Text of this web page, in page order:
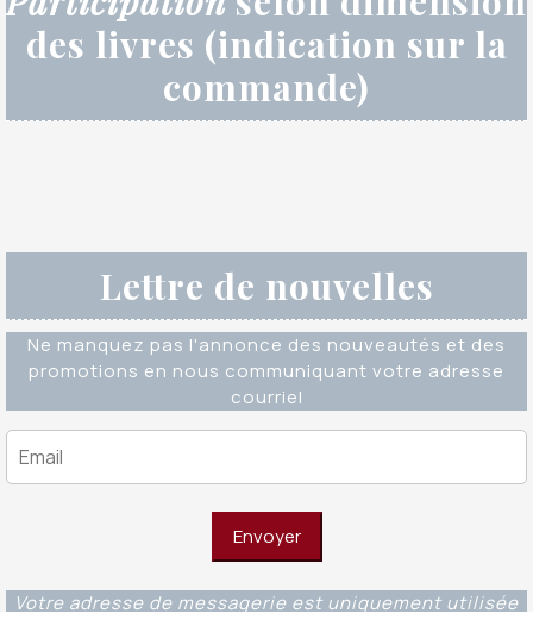
des livres (indication sur la
commande)
Lettre de nouvelles
Ne manquez pas l'annonce des nouveautés et des
promotions en nous communiquant votre adresse
courriel
Votre adresse de messagerie est uniquement utilisée